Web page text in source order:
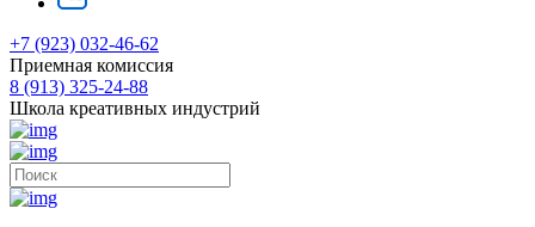
+7 (923) 032-46-62
Приемная комиссия
8 (913) 325-24-88
Школа креативных индустрий